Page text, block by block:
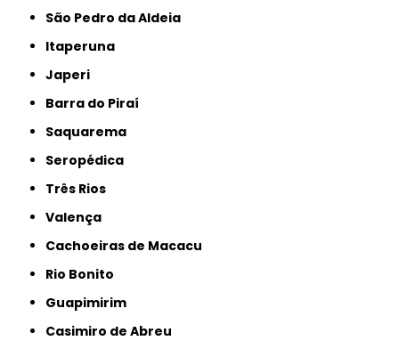
São Pedro da Aldeia
Itaperuna
Japeri
Barra do Piraí
Saquarema
Seropédica
Três Rios
Valença
Cachoeiras de Macacu
Rio Bonito
Guapimirim
Casimiro de Abreu